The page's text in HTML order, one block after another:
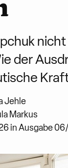
der
Jehle
Markus
in Ausgabe